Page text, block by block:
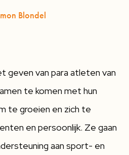
Blondel
geven van para atleten van
te komen met hun
te groeien en zich te
en persoonlijk. Ze gaan
aan sport- en